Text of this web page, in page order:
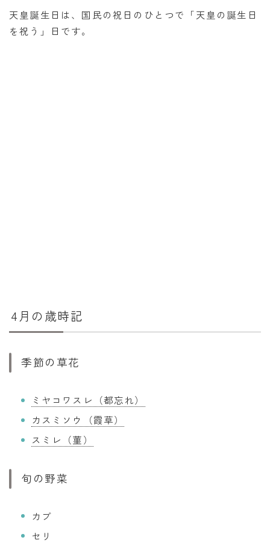
天皇誕生日は、国民の祝日のひとつで「天皇の誕生日
を祝う」日です。
4月の歳時記
季節の草花
ミヤコワスレ（都忘れ）
カスミソウ（霞草）
スミレ（菫）
旬の野菜
カブ
セリ